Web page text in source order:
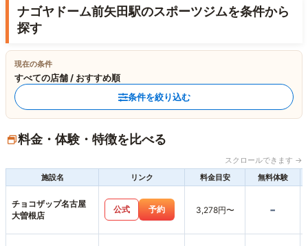
ナゴヤドーム前矢田駅のスポーツジムを条件から
探す
現在の条件
すべての店舗 / おすすめ順
条件を絞り込む
料金・体験・特徴を比べる
スクロールできます →
施設名
リンク 料金目安 無料体験
チョコザップ名古屋
大曽根店
公式 予約 3,278円〜 -